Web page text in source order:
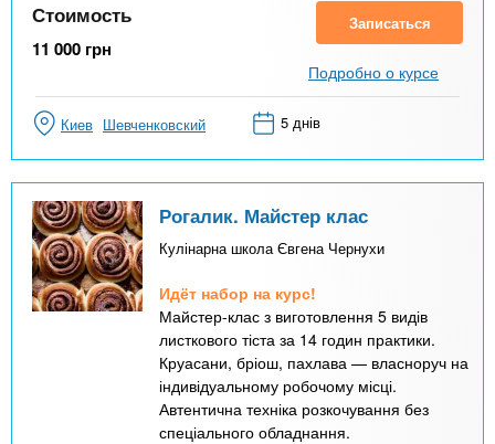
Стоимость
11 000 грн
Записаться
Подробно о курсе
Киев Шевченковский 5 днів
Рогалик. Майстер клас
Кулінарна школа Євгена Чернухи
Идёт набор на курс!
Майстер-клас з виготовлення 5 видів
листкового тіста за 14 годин практики.
Круасани, бріош, пахлава — власноруч на
індивідуальному робочому місці.
Автентична техніка розкочування без
спеціального обладнання.